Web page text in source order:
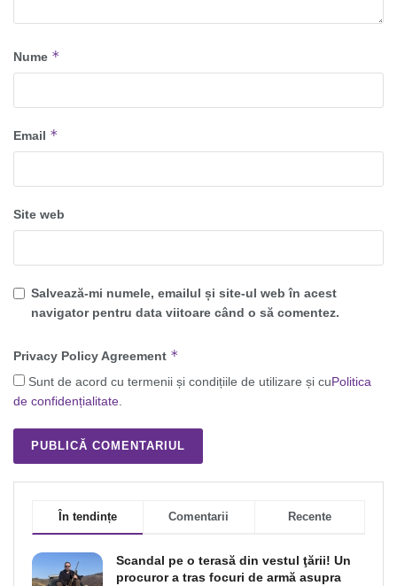
Nume *
Email *
Site web
Salvează-mi numele, emailul și site-ul web în acest
navigator pentru data viitoare când o să comentez.
Privacy Policy Agreement *
Sunt de acord cu termenii și condițiile de utilizare și cuPolitica
de confidențialitate.
În tendințe Comentarii Recente
Scandal pe o terasă din vestul ţării! Un
procuror a tras focuri de armă asupra